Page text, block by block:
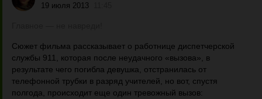
19 июля 2013
Сюжет фильма рассказывает о работнице диспетчерской
службы 911, которая после неудачного «вызова», в
результате чего погибла девушка, отстранилась от
телефонной трубки в разряд учителей, но вот, спустя
полгода, происходит еще один тревожный вызов: